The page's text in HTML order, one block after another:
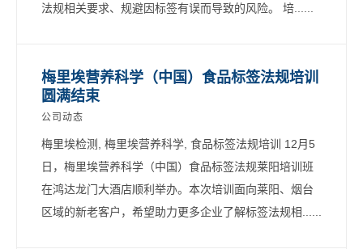
法规相关要求、规避因标签有误而导致的风险。 培......
梅里埃营养科学（中国）食品标签法规培训
圆满结束
公司动态
梅里埃检测, 梅里埃营养科学, 食品标签法规培训 12月5
日，梅里埃营养科学（中国）食品标签法规莱阳培训班
在鸿达龙门大酒店顺利举办。本次培训面向莱阳、烟台
区域的新老客户，希望助力更多企业了解标签法规相......